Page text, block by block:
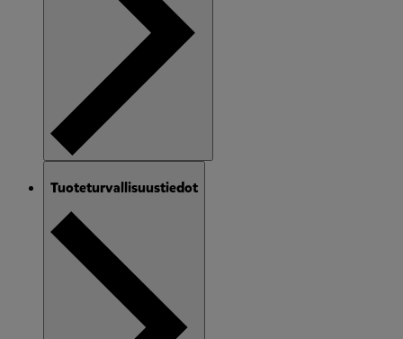
Tuoteturvallisuustiedot